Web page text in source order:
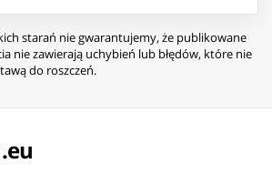
starań nie gwarantujemy, że publikowane
nie zawierają uchybień lub błędów, które nie
do roszczeń.